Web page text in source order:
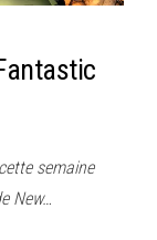
semaine
New…